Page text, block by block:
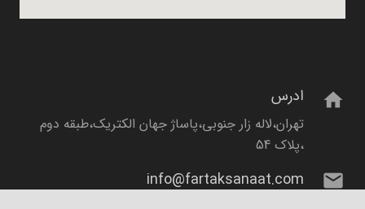
home ادرس
تهران،لاله زار جنوبی،پاساژ جهان الکتریک،طبقه دوم
،پلاک 54
mail
info@fartaksanaat.com